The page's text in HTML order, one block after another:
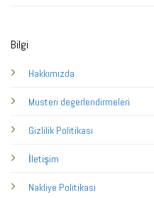
Bilgi
Hakkımızda
Musteri degerlendirmeleri
Gizlilik Politikası
İletişim
Nakliye Politikası